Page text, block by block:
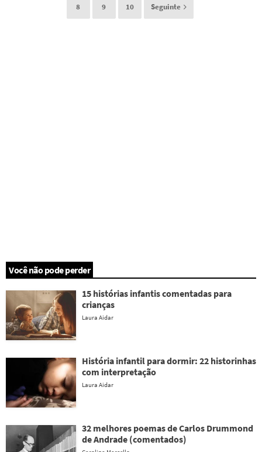
8 9 10 Seguinte
Você não pode perder
15 histórias infantis comentadas para
crianças
Laura Aidar
História infantil para dormir: 22 historinhas
com interpretação
Laura Aidar
32 melhores poemas de Carlos Drummond
de Andrade (comentados)